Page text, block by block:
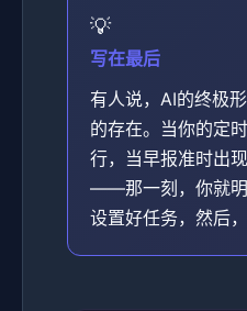
写在最后
有人说，AI的终极
的存在。当你的定
行，当早报准时出
——那一刻，你就明
设置好任务，然后，